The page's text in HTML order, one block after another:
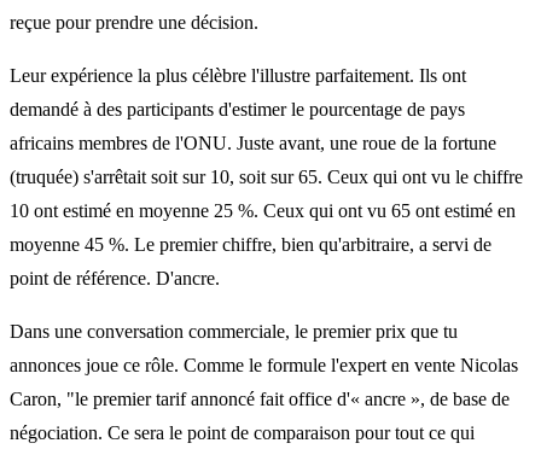
reçue pour prendre une décision.
Leur expérience la plus célèbre l'illustre parfaitement. Ils ont
demandé à des participants d'estimer le pourcentage de pays
africains membres de l'ONU. Juste avant, une roue de la fortune
(truquée) s'arrêtait soit sur 10, soit sur 65. Ceux qui ont vu le chiffre
10 ont estimé en moyenne 25 %. Ceux qui ont vu 65 ont estimé en
moyenne 45 %. Le premier chiffre, bien qu'arbitraire, a servi de
point de référence. D'ancre.
Dans une conversation commerciale, le premier prix que tu
annonces joue ce rôle. Comme le formule l'expert en vente Nicolas
Caron, "le premier tarif annoncé fait office d'« ancre », de base de
négociation. Ce sera le point de comparaison pour tout ce qui